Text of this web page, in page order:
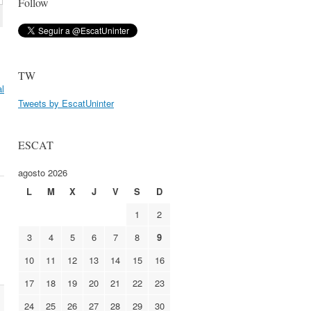
TW
Tweets by EscatUninter
ESCAT
agosto 2026
L
M X J V S
D
1
2
3
4 5 6 7 8
9
10
11 12 13 14 15
16
17
18 19 20 21 22
23
24
25 26 27 28 29 30